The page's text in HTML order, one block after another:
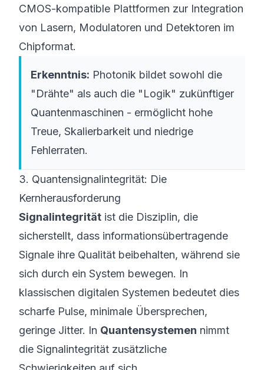
CMOS-kompatible Plattformen zur Integration
von Lasern, Modulatoren und Detektoren im
Chipformat.
Erkenntnis: Photonik bildet sowohl die
"Drähte" als auch die "Logik" zukünftiger
Quantenmaschinen - ermöglicht hohe
Treue, Skalierbarkeit und niedrige
Fehlerraten.
3. Quantensignalintegrität: Die
Kernherausforderung
Signalintegrität ist die Disziplin, die
sicherstellt, dass informationsübertragende
Signale ihre Qualität beibehalten, während sie
sich durch ein System bewegen. In
klassischen digitalen Systemen bedeutet dies
scharfe Pulse, minimale Übersprechen,
geringe Jitter. In Quantensystemen nimmt
die Signalintegrität zusätzliche